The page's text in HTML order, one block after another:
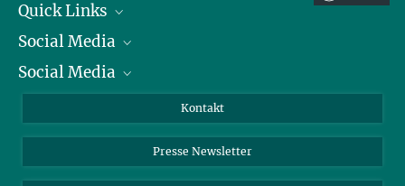
Quick Links
Präsident
Zahlen und Fakten
Meldestelle Fehlverhalten
Social Media
Bluesky
Social Media
YouTube
Kontakt
Presse Newsletter